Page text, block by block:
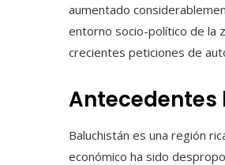
aumentado
entorno socio-político de la
crecientes peticiones de
Antecedentes
Baluchistán es una región
económico ha sido